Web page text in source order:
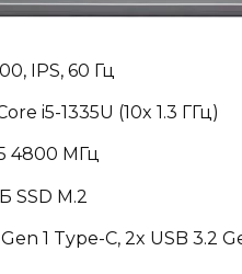
IPS, 60 Гц
i5-1335U (10x 1.3 ГГц)
4800 МГц
SSD M.2
1 Type-C, 2x USB 3.2